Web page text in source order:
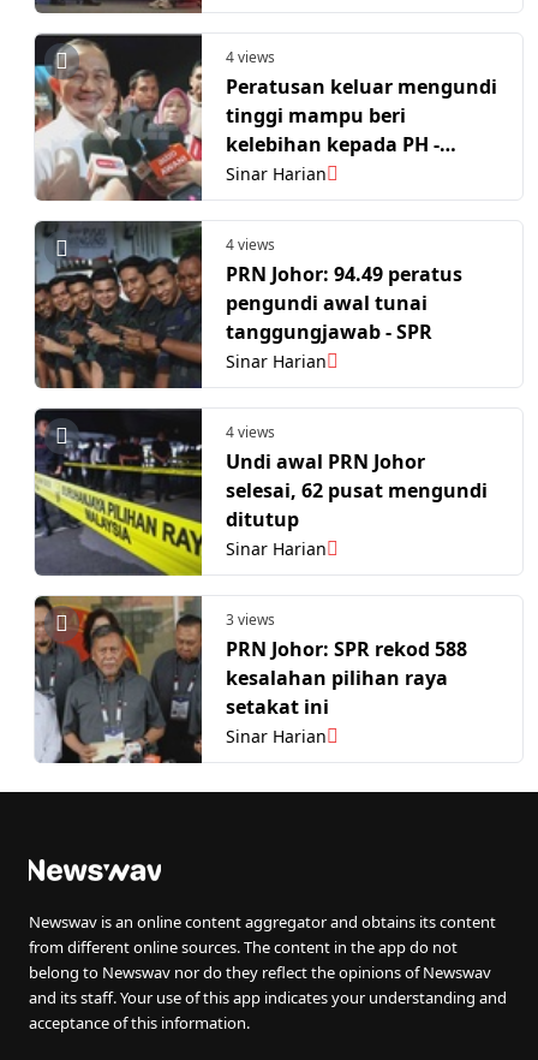
4 views
Peratusan keluar mengundi
tinggi mampu beri
kelebihan kepada PH -
Maszlee Malik
Sinar Harian
4 views
PRN Johor: 94.49 peratus
pengundi awal tunai
tanggungjawab - SPR
Sinar Harian
4 views
Undi awal PRN Johor
selesai, 62 pusat mengundi
ditutup
Sinar Harian
3 views
PRN Johor: SPR rekod 588
kesalahan pilihan raya
setakat ini
Sinar Harian
Newswav is an online content aggregator and obtains its content
from different online sources. The content in the app do not
belong to Newswav nor do they reflect the opinions of Newswav
and its staff. Your use of this app indicates your understanding and
acceptance of this information.